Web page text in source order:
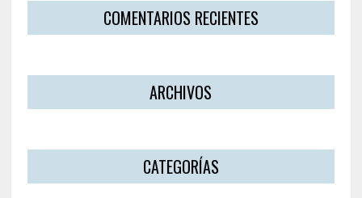
COMENTARIOS RECIENTES
ARCHIVOS
CATEGORÍAS